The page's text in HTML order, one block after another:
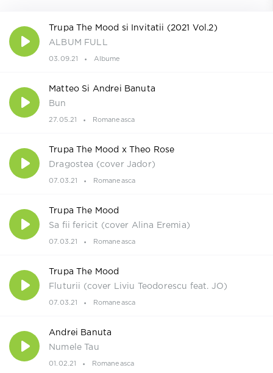
Trupa The Mood si Invitatii (2021 Vol.2)
ALBUM FULL
03.09.21 Albume
Matteo Si Andrei Banuta
Bun
27.05.21 Romaneasca
Trupa The Mood x Theo Rose
Dragostea (cover Jador)
07.03.21 Romaneasca
Trupa The Mood
Sa fii fericit (cover Alina Eremia)
07.03.21 Romaneasca
Trupa The Mood
Fluturii (cover Liviu Teodorescu feat. JO)
07.03.21 Romaneasca
Andrei Banuta
Numele Tau
01.02.21 Romaneasca